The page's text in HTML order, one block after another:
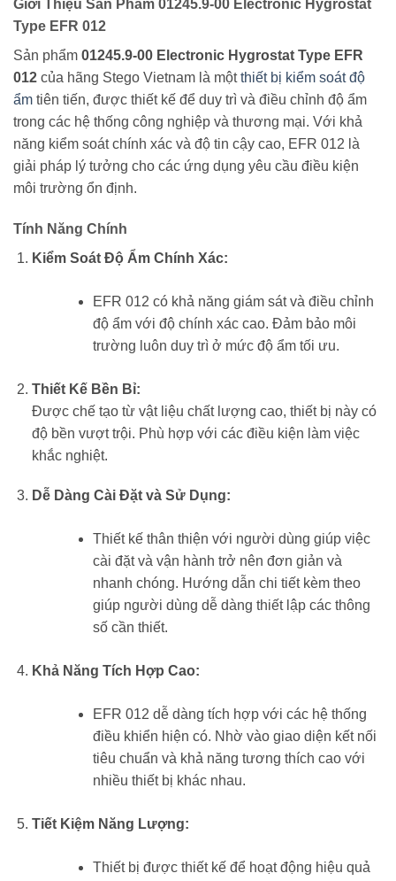
Giới Thiệu Sản Phẩm 01245.9-00 Electronic Hygrostat
Type EFR 012
Sản phẩm 01245.9-00 Electronic Hygrostat Type EFR
012 của hãng Stego Vietnam là mộtthiết bị kiểm soát độ
ẩm tiên tiến, được thiết kế để duy trì và điều chỉnh độ ẩm
trong các hệ thống công nghiệp và thương mại. Với khả
năng kiểm soát chính xác và độ tin cậy cao, EFR 012 là
giải pháp lý tưởng cho các ứng dụng yêu cầu điều kiện
môi trường ổn định.
Tính Năng Chính
Kiểm Soát Độ Ẩm Chính Xác:
EFR 012 có khả năng giám sát và điều chỉnh
độ ẩm với độ chính xác cao. Đảm bảo môi
trường luôn duy trì ở mức độ ẩm tối ưu.
Thiết Kế Bền Bỉ:
Được chế tạo từ vật liệu chất lượng cao, thiết bị này có
độ bền vượt trội. Phù hợp với các điều kiện làm việc
khắc nghiệt.
Dễ Dàng Cài Đặt và Sử Dụng:
Thiết kế thân thiện với người dùng giúp việc
cài đặt và vận hành trở nên đơn giản và
nhanh chóng. Hướng dẫn chi tiết kèm theo
giúp người dùng dễ dàng thiết lập các thông
số cần thiết.
Khả Năng Tích Hợp Cao:
EFR 012 dễ dàng tích hợp với các hệ thống
điều khiển hiện có. Nhờ vào giao diện kết nối
tiêu chuẩn và khả năng tương thích cao với
nhiều thiết bị khác nhau.
Tiết Kiệm Năng Lượng:
Thiết bị được thiết kế để hoạt động hiệu quả